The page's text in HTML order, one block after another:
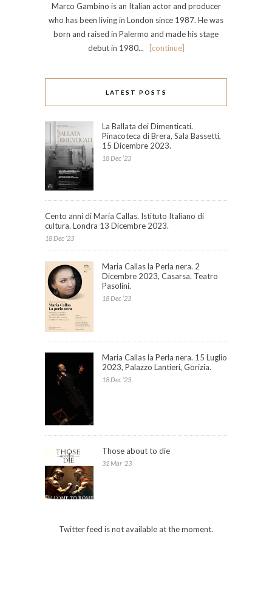
Marco Gambino is an Italian actor and producer
who has been living in London since 1987. He was
born and raised in Palermo and made his stage
debut in 1980... [continue]
LATEST POSTS
La Ballata dei Dimenticati.
Pinacoteca di Brera, Sala Bassetti,
15 Dicembre 2023.
18 Dec ’23
Cento anni di Maria Callas. Istituto Italiano di
cultura. Londra 13 Dicembre 2023.
18 Dec ’23
Maria Callas la Perla nera. 2
Dicembre 2023, Casarsa. Teatro
Pasolini.
18 Dec ’23
Maria Callas la Perla nera. 15 Luglio
2023, Palazzo Lantieri, Gorizia.
18 Dec ’23
Those about to die
31 Mar ’23
Twitter feed is not available at the moment.